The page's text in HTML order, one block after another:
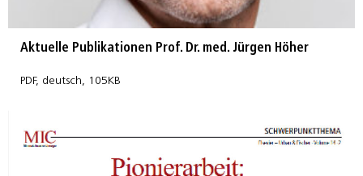
Aktuelle Publikationen Prof. Dr. med. Jürgen Höher
PDF, deutsch, 105KB